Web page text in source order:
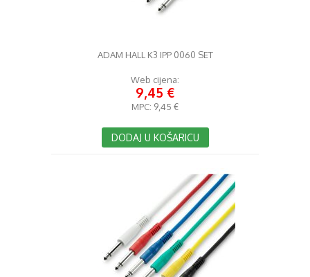
ADAM HALL K3 IPP 0060 SET
Web cijena:
9,45 €
MPC: 9,45 €
DODAJ U KOŠARICU